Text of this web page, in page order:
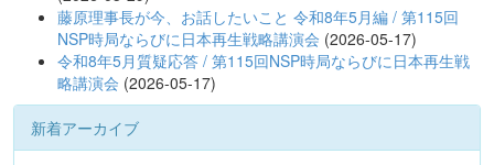
藤原理事長が今、お話したいこと 令和8年5月編 / 第115回
NSP時局ならびに日本再生戦略講演会 (2026-05-17)
令和8年5月質疑応答 / 第115回NSP時局ならびに日本再生戦
略講演会 (2026-05-17)
新着アーカイブ